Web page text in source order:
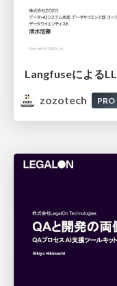
Langfuseによる
zozotech
PRO